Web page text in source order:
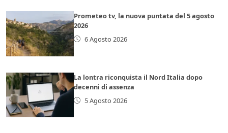
Prometeo tv, la nuova puntata del 5 agosto
2026
6 Agosto 2026
La lontra riconquista il Nord Italia dopo
decenni di assenza
5 Agosto 2026